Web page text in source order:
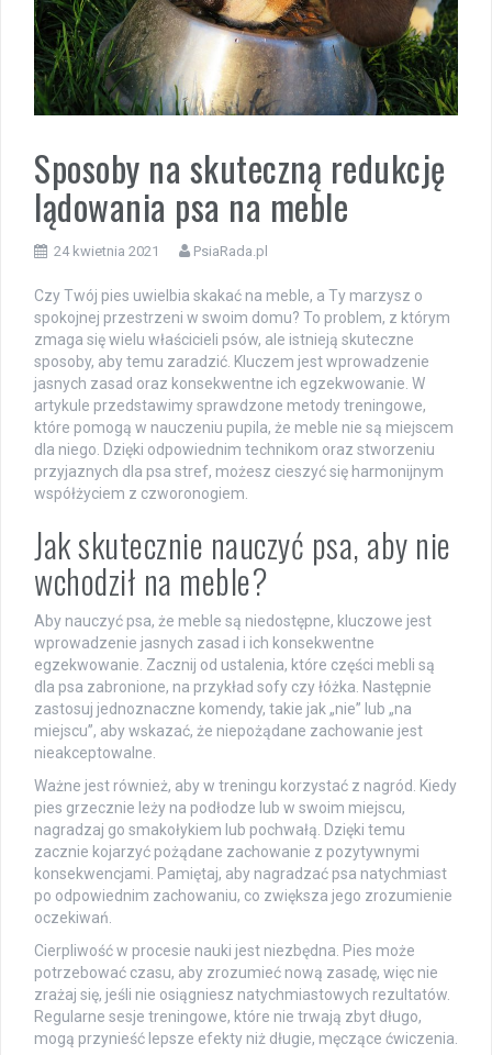
Sposoby na skuteczną redukcję
lądowania psa na meble
24 kwietnia 2021 PsiaRada.pl
Czy Twój pies uwielbia skakać na meble, a Ty marzysz o
spokojnej przestrzeni w swoim domu? To problem, z którym
zmaga się wielu właścicieli psów, ale istnieją skuteczne
sposoby, aby temu zaradzić. Kluczem jest wprowadzenie
jasnych zasad oraz konsekwentne ich egzekwowanie. W
artykule przedstawimy sprawdzone metody treningowe,
które pomogą w nauczeniu pupila, że meble nie są miejscem
dla niego. Dzięki odpowiednim technikom oraz stworzeniu
przyjaznych dla psa stref, możesz cieszyć się harmonijnym
współżyciem z czworonogiem.
Jak skutecznie nauczyć psa, aby nie
wchodził na meble?
Aby nauczyć psa, że meble są niedostępne, kluczowe jest
wprowadzenie jasnych zasad i ich konsekwentne
egzekwowanie. Zacznij od ustalenia, które części mebli są
dla psa zabronione, na przykład sofy czy łóżka. Następnie
zastosuj jednoznaczne komendy, takie jak „nie” lub „na
miejscu”, aby wskazać, że niepożądane zachowanie jest
nieakceptowalne.
Ważne jest również, aby w treningu korzystać z nagród. Kiedy
pies grzecznie leży na podłodze lub w swoim miejscu,
nagradzaj go smakołykiem lub pochwałą. Dzięki temu
zacznie kojarzyć pożądane zachowanie z pozytywnymi
konsekwencjami. Pamiętaj, aby nagradzać psa natychmiast
po odpowiednim zachowaniu, co zwiększa jego zrozumienie
oczekiwań.
Cierpliwość w procesie nauki jest niezbędna. Pies może
potrzebować czasu, aby zrozumieć nową zasadę, więc nie
zrażaj się, jeśli nie osiągniesz natychmiastowych rezultatów.
Regularne sesje treningowe, które nie trwają zbyt długo,
mogą przynieść lepsze efekty niż długie, męczące ćwiczenia.